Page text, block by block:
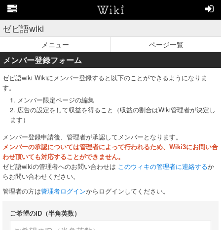
ゼビ語wiki
メニュー ページ一覧
メンバー登録フォーム
ゼビ語wiki Wikiにメンバー登録すると以下のことができるようになりま
す。
1. メンバー限定ページの編集
2. 広告の設定をして収益を得ること（収益の割合はWiki管理者が決定し
ます）
メンバー登録申請後、管理者が承認してメンバーとなります。
メンバーの承認については管理者によって行われるため、Wiki3にお問い合
わせ頂いても対応することができません。
ゼビ語wikiの管理者へのお問い合わせは このウィキの管理者に連絡するか
らお問い合わせください。
管理者の方は管理者ログインからログインしてください。
ご希望のID（半角英数）